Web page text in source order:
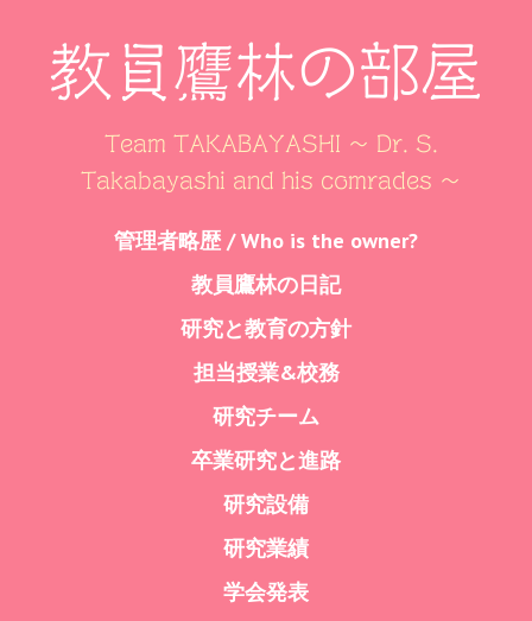
教員鷹林の部屋
Team TAKABAYASHI ～ Dr. S.
Takabayashi and his comrades ～
管理者略歴 / Who is the owner?
教員鷹林の日記
研究と教育の方針
担当授業&校務
研究チーム
卒業研究と進路
研究設備
研究業績
学会発表